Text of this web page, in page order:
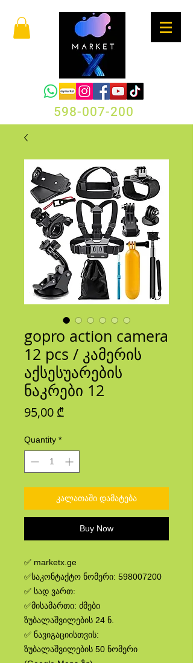
598-007-200
gopro action camera
12 pcs / კამერის
აქსესუარების
ნაკრები 12
95,00 ₾Price
Quantity *
კალათაში დამატება
Buy Now
✅ marketx.ge
✅საკონტაქტო ნომერი: 598007200
✅ სად ვართ:
✅მისამართი: ძმები
ზუბალაშვილების 24 ნ.
✅ ნავიგაციისთვის:
ზუბალაშვილების 50 ნომერი